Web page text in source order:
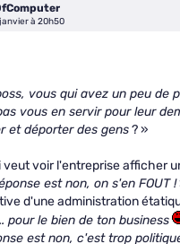
à 20h50
vous qui avez un peu de
vous en servir pour leur
et déporter des gens? »
veut voir l'entreprise afficher
est non, on s'en FOUT !
d'une administration
pour le bien de ton business
est non, c'est trop